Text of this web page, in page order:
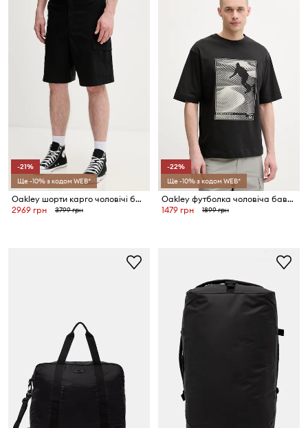
-21%
Ще -10% з кодом WEB*
Oakley шорти карго чоловічі бавовняні з еластаном
2969 грн
3799 грн
-22%
Ще -10% з кодом WEB*
Oakley футболка чоловіча бавовняна SANDBOARD
1479 грн
1899 грн